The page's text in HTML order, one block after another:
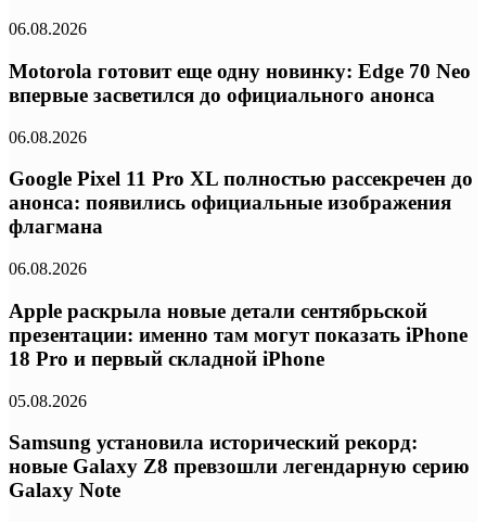
06.08.2026
Motorola готовит еще одну новинку: Edge 70 Neo
впервые засветился до официального анонса
06.08.2026
Google Pixel 11 Pro XL полностью рассекречен до
анонса: появились официальные изображения
флагмана
06.08.2026
Apple раскрыла новые детали сентябрьской
презентации: именно там могут показать iPhone
18 Pro и первый складной iPhone
05.08.2026
Samsung установила исторический рекорд:
новые Galaxy Z8 превзошли легендарную серию
Galaxy Note